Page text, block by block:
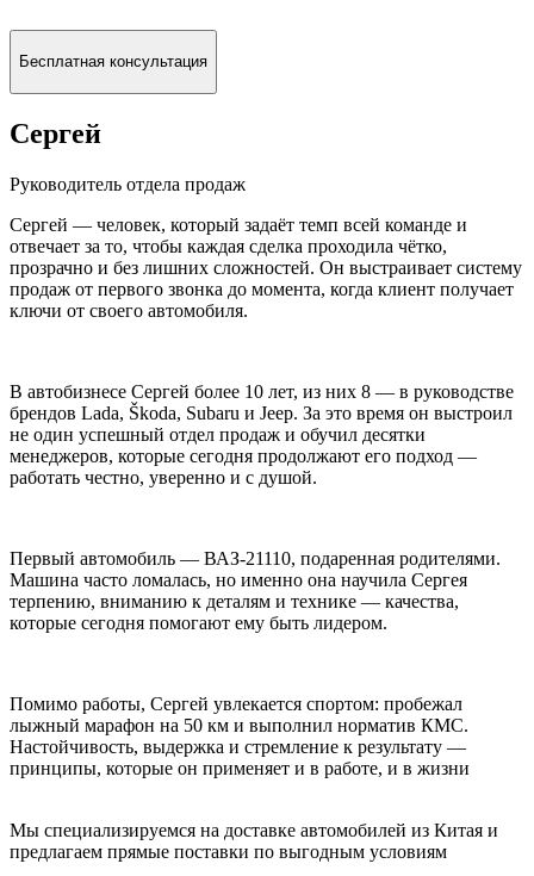
Бесплатная консультация
Сергей
Руководитель отдела продаж
Сергей — человек, который задаёт темп всей команде и
отвечает за то, чтобы каждая сделка проходила чётко,
прозрачно и без лишних сложностей. Он выстраивает систему
продаж от первого звонка до момента, когда клиент получает
ключи от своего автомобиля.
В автобизнесе Сергей более 10 лет, из них 8 — в руководстве
брендов Lada, Škoda, Subaru и Jeep. За это время он выстроил
не один успешный отдел продаж и обучил десятки
менеджеров, которые сегодня продолжают его подход —
работать честно, уверенно и с душой.
Первый автомобиль — ВАЗ-21110, подаренная родителями.
Машина часто ломалась, но именно она научила Сергея
терпению, вниманию к деталям и технике — качества,
которые сегодня помогают ему быть лидером.
Помимо работы, Сергей увлекается спортом: пробежал
лыжный марафон на 50 км и выполнил норматив КМС.
Настойчивость, выдержка и стремление к результату —
принципы, которые он применяет и в работе, и в жизни
Мы специализируемся на доставке автомобилей из Китая и
предлагаем прямые поставки по выгодным условиям